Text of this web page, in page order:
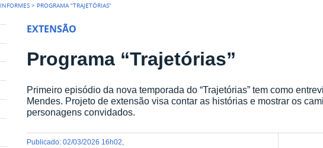
INFORMES > PROGRAMA “TRAJETÓRIAS”
EXTENSÃO
Programa “Trajetórias”
Primeiro episódio da nova temporada do “Trajetórias” tem como
Mendes. Projeto de extensão visa contar as histórias e mostrar os
personagens convidados.
publicado:02/03/2026 16h02